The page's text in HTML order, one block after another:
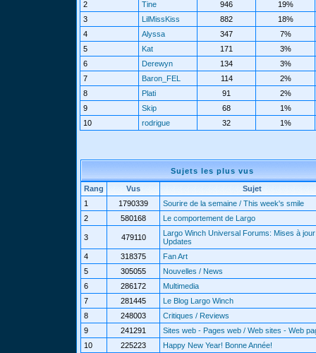
2
Tine 946
19%
3
LilMissKiss 882
18%
4
Alyssa 347
7%
5
Kat 171
3%
6
Derewyn 134
3%
7
Baron_FEL 114
2%
8
Plati 91
2%
9
Skip 68
1%
10
rodrigue 32 1%
Sujets les plus vus
Rang Vus
Sujet
1
1790339
Sourire de la semaine / This week's smile
2
580168 Le comportement de Largo
3 479110
Largo Winch Universal Forums: Mises à
Updates
4
318375
Fan Art
5
305055
Nouvelles / News
6
286172
Multimedia
7
281445
Le Blog Largo Winch
8
248003
Critiques / Reviews
9
241291
Sites web - Pages web / Web sites - Web
10
225223 Happy New Year! Bonne Année!